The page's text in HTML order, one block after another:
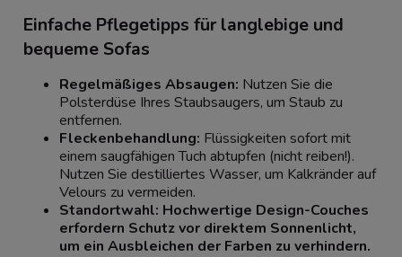
Einfache Pflegetipps für langlebige und
bequeme Sofas
Regelmäßiges Absaugen: Nutzen Sie die
Polsterdüse Ihres Staubsaugers, um Staub zu
entfernen.
Fleckenbehandlung: Flüssigkeiten sofort mit
einem saugfähigen Tuch abtupfen (nicht reiben!).
Nutzen Sie destilliertes Wasser, um Kalkränder auf
Velours zu vermeiden.
Standortwahl: Hochwertige Design-Couches
erfordern Schutz vor direktem Sonnenlicht,
um ein Ausbleichen der Farben zu verhindern.